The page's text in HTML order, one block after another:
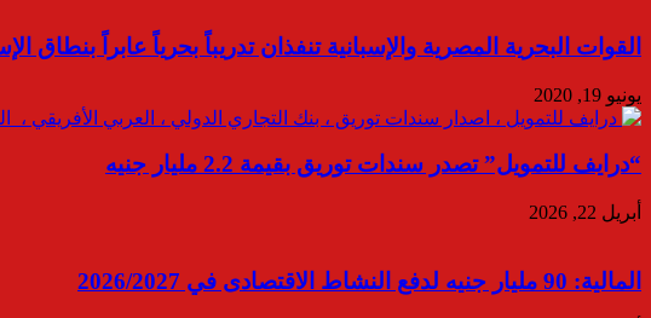
القوات البحرية المصرية والإسبانية تنفذان تدريباً بحرياً عابراً بنطاق
يونيو 19, 2020
“درايف للتمويل” تصدر سندات توريق بقيمة 2.2 مليار جنيه
أبريل 22, 2026
المالية: 90 مليار جنيه لدفع النشاط الاقتصادى في 2026/2027